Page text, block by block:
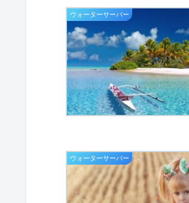
ウォーターサーバー
ウォーターサーバー